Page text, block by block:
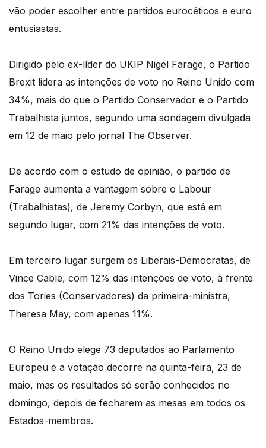
vão poder escolher entre partidos eurocéticos e euro
entusiastas.
Dirigido pelo ex-líder do UKIP Nigel Farage, o Partido
Brexit lidera as intenções de voto no Reino Unido com
34%, mais do que o Partido Conservador e o Partido
Trabalhista juntos, segundo uma sondagem divulgada
em 12 de maio pelo jornal The Observer.
De acordo com o estudo de opinião, o partido de
Farage aumenta a vantagem sobre o Labour
(Trabalhistas), de Jeremy Corbyn, que está em
segundo lugar, com 21% das intenções de voto.
Em terceiro lugar surgem os Liberais-Democratas, de
Vince Cable, com 12% das intenções de voto, à frente
dos Tories (Conservadores) da primeira-ministra,
Theresa May, com apenas 11%.
O Reino Unido elege 73 deputados ao Parlamento
Europeu e a votação decorre na quinta-feira, 23 de
maio, mas os resultados só serão conhecidos no
domingo, depois de fecharem as mesas em todos os
Estados-membros.